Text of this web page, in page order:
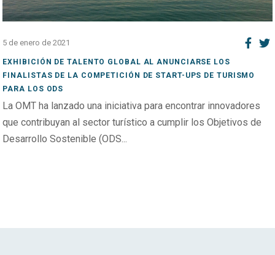
5 de enero de 2021
EXHIBICIÓN DE TALENTO GLOBAL AL ANUNCIARSE LOS
FINALISTAS DE LA COMPETICIÓN DE START-UPS DE TURISMO
PARA LOS ODS
La OMT ha lanzado una iniciativa para encontrar innovadores
que contribuyan al sector turístico a cumplir los Objetivos de
Desarrollo Sostenible (ODS...